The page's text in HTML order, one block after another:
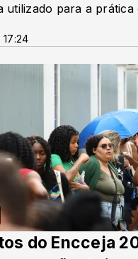
utilizado para a prática
do Encceja